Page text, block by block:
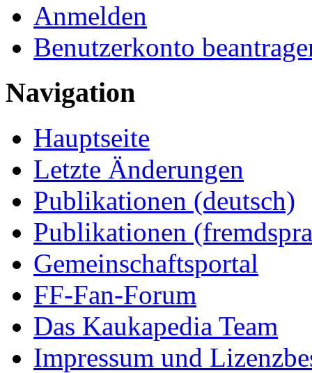
Anmelden
Benutzerkonto
Navigation
Hauptseite
Letzte Änderungen
Publikationen (deutsch)
Publikationen
Gemeinschaftsportal
FF-Fan-Forum
Das Kaukapedia Team
Impressum und